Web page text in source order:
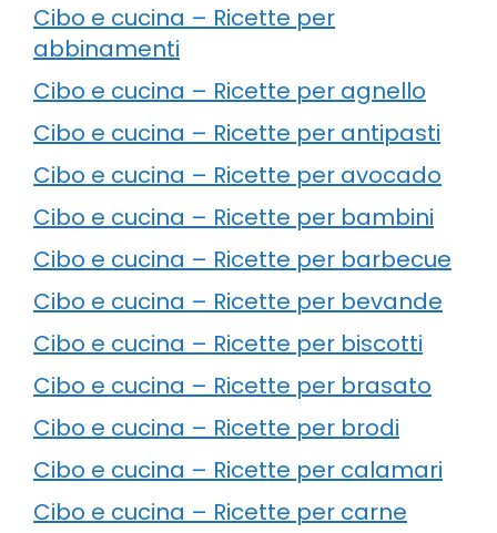
Cibo e cucina – Ricette per
abbinamenti
Cibo e cucina – Ricette per agnello
Cibo e cucina – Ricette per antipasti
Cibo e cucina – Ricette per avocado
Cibo e cucina – Ricette per bambini
Cibo e cucina – Ricette per barbecue
Cibo e cucina – Ricette per bevande
Cibo e cucina – Ricette per biscotti
Cibo e cucina – Ricette per brasato
Cibo e cucina – Ricette per brodi
Cibo e cucina – Ricette per calamari
Cibo e cucina – Ricette per carne